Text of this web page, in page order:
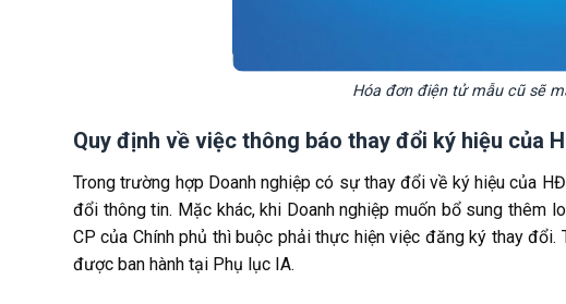
Hóa đơn điện tử mẫu cũ sẽ
Quy định về việc thông báo thay đổi ký hiệu của
Trong trường hợp Doanh nghiệp có sự thay đổi về ký hiệu của
đổi thông tin. Mặc khác, khi Doanh nghiệp muốn bổ sung
CP của Chính phủ thì buộc phải thực hiện việc đăng ký thay
được ban hành tại Phụ lục IA.